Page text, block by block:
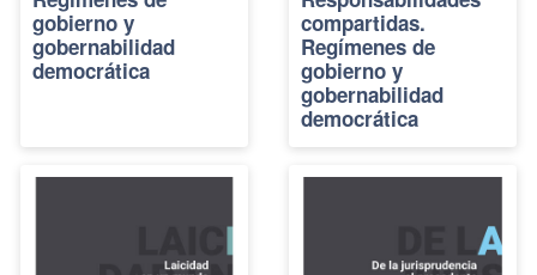
gobierno y
gobernabilidad
democrática
compartidas.
Regímenes de
gobierno y
gobernabilidad
democrática